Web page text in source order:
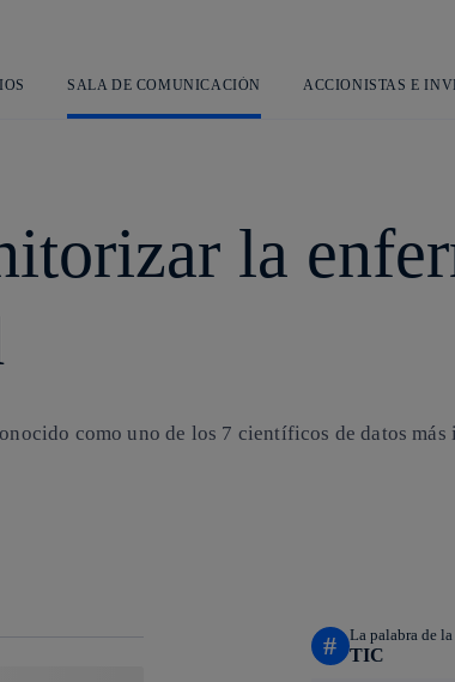
SALA DE COMUNICACIÓN ACCIONISTAS E
la
como uno de los 7 científicos de datos más
# La palabra de la
TIC